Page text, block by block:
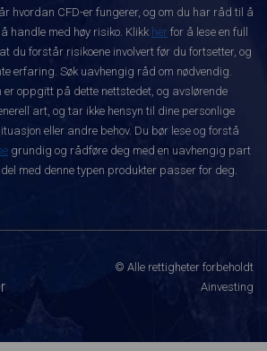
hvordan CFD-er fungerer, og om du har råd til å
handle med høy risiko. Klikk her for å lese en full
du forstår risikoene involvert før du fortsetter, og
erfaring. Søk uavhengig råd om nødvendig.
er oppgitt på dette nettstedet, og avslørende
art, og tar ikke hensyn til dine personlige
eller andre behov. Du bør lese og forstå
grundig og rådføre deg med en uavhengig part
med denne typen produkter passer for deg.
© Alle rettigheter forbeholdt
Ainvesting